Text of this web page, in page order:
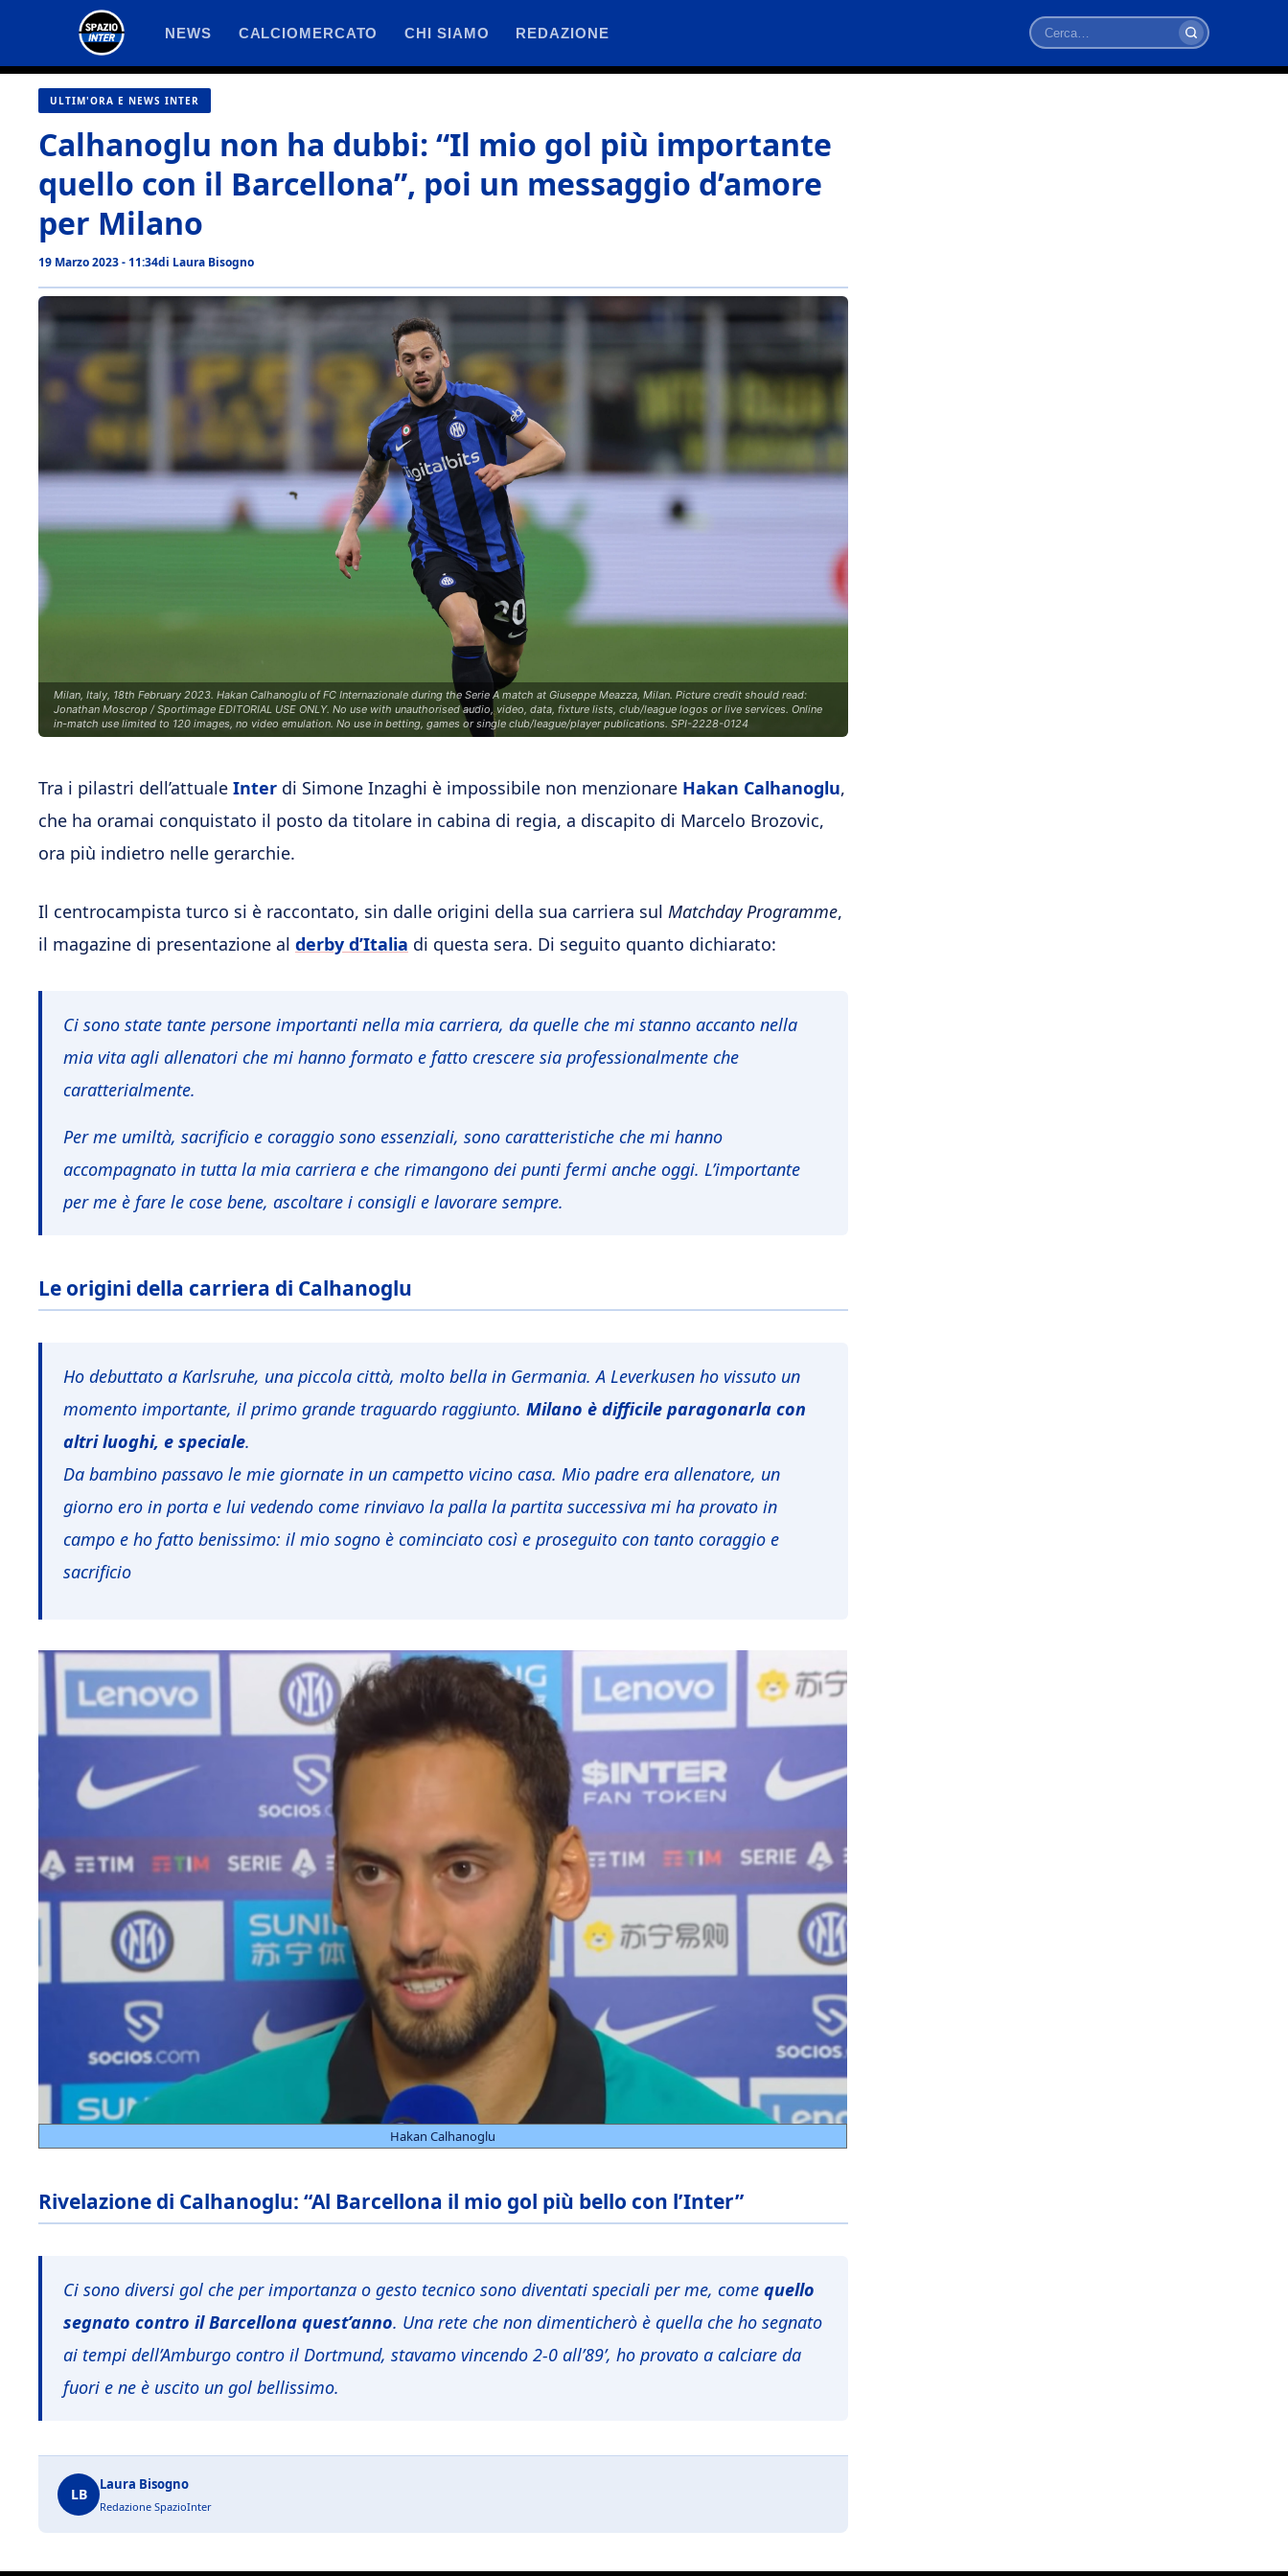
contenuto
NEWS CALCIOMERCATO CHI SIAMO REDAZIONE
Cerca
ULTIM'ORA E NEWS INTER
Calhanoglu non ha dubbi: “Il mio gol più importante
quello con il Barcellona”, poi un messaggio d’amore
per Milano
19 Marzo 2023 - 11:34di Laura Bisogno
Milan, Italy, 18th February 2023. Hakan Calhanoglu of FC Internazionale during the Serie A match at Giuseppe Meazza, Milan. Picture credit should read:
Jonathan Moscrop / Sportimage EDITORIAL USE ONLY. No use with unauthorised audio, video, data, fixture lists, club/league logos or live services. Online
in-match use limited to 120 images, no video emulation. No use in betting, games or single club/league/player publications. SPI-2228-0124
Tra i pilastri dell’attuale Inter di Simone Inzaghi è impossibile non menzionare Hakan Calhanoglu,
che ha oramai conquistato il posto da titolare in cabina di regia, a discapito di Marcelo Brozovic,
ora più indietro nelle gerarchie.
Il centrocampista turco si è raccontato, sin dalle origini della sua carriera sul Matchday Programme,
il magazine di presentazione al derby d’Italia di questa sera. Di seguito quanto dichiarato:
Ci sono state tante persone importanti nella mia carriera, da quelle che mi stanno accanto nella
mia vita agli allenatori che mi hanno formato e fatto crescere sia professionalmente che
caratterialmente.
Per me umiltà, sacrificio e coraggio sono essenziali, sono caratteristiche che mi hanno
accompagnato in tutta la mia carriera e che rimangono dei punti fermi anche oggi. L’importante
per me è fare le cose bene, ascoltare i consigli e lavorare sempre.
Le origini della carriera di Calhanoglu
Ho debuttato a Karlsruhe, una piccola città, molto bella in Germania. A Leverkusen ho vissuto un
momento importante, il primo grande traguardo raggiunto. Milano è difficile paragonarla con
altri luoghi, e speciale.
Da bambino passavo le mie giornate in un campetto vicino casa. Mio padre era allenatore, un
giorno ero in porta e lui vedendo come rinviavo la palla la partita successiva mi ha provato in
campo e ho fatto benissimo: il mio sogno è cominciato così e proseguito con tanto coraggio e
sacrificio
Hakan Calhanoglu
Rivelazione di Calhanoglu: “Al Barcellona il mio gol più bello con l’Inter”
Ci sono diversi gol che per importanza o gesto tecnico sono diventati speciali per me, come quello
segnato contro il Barcellona quest’anno. Una rete che non dimenticherò è quella che ho segnato
ai tempi dell’Amburgo contro il Dortmund, stavamo vincendo 2-0 all’89’, ho provato a calciare da
fuori e ne è uscito un gol bellissimo.
LB
Laura Bisogno
Redazione SpazioInter